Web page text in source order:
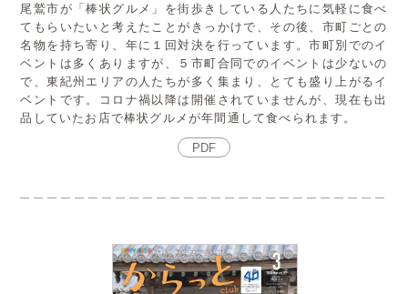
尾鷲市が「棒状グルメ」を街歩きしている人たちに気軽に食べ
てもらいたいと考えたことがきっかけで、その後、市町ごとの
名物を持ち寄り、年に１回対決を行っています。市町別でのイ
ベントは多くありますが、５市町合同でのイベントは少ないの
で、東紀州エリアの人たちが多く集まり、とても盛り上がるイ
ベントです。コロナ禍以降は開催されていませんが、現在も出
品していたお店で棒状グルメが年間通して食べられます。
PDF